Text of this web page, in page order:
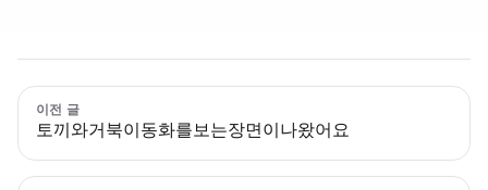
이전 글
토끼와거북이동화를보는장면이나왔어요